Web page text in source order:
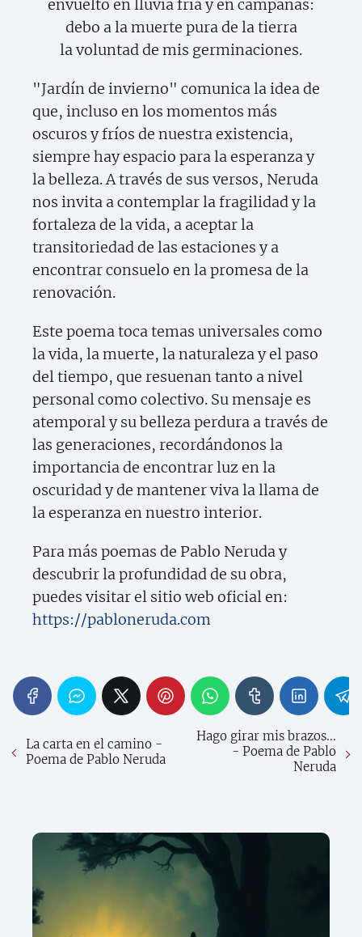
envuelto en lluvia fría y en campanas:
debo a la muerte pura de la tierra
la voluntad de mis germinaciones.
"Jardín de invierno" comunica la idea de
que, incluso en los momentos más
oscuros y fríos de nuestra existencia,
siempre hay espacio para la esperanza y
la belleza. A través de sus versos, Neruda
nos invita a contemplar la fragilidad y la
fortaleza de la vida, a aceptar la
transitoriedad de las estaciones y a
encontrar consuelo en la promesa de la
renovación.
Este poema toca temas universales como
la vida, la muerte, la naturaleza y el paso
del tiempo, que resuenan tanto a nivel
personal como colectivo. Su mensaje es
atemporal y su belleza perdura a través de
las generaciones, recordándonos la
importancia de encontrar luz en la
oscuridad y de mantener viva la llama de
la esperanza en nuestro interior.
Para más poemas de Pablo Neruda y
descubrir la profundidad de su obra,
puedes visitar el sitio web oficial en:
https://pabloneruda.com
La carta en el camino -
Poema de Pablo Neruda
Hago girar mis brazos...
- Poema de Pablo
Neruda